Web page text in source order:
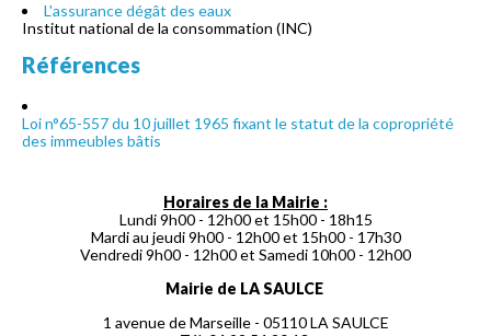
L'assurance dégât des eaux
Institut national de la consommation (INC)
Références
Loi n°65-557 du 10 juillet 1965 fixant le statut de la copropriété
des immeubles bâtis
Horaires de la Mairie :
Lundi 9h00 - 12h00 et 15h00 - 18h15
Mardi au jeudi 9h00 - 12h00 et 15h00 - 17h30
Vendredi 9h00 - 12h00 et Samedi 10h00 - 12h00
Mairie de LA SAULCE
1 avenue de Marseille - 05110 LA SAULCE